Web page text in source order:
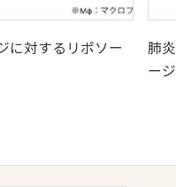
に対するリポソー
肺
ー